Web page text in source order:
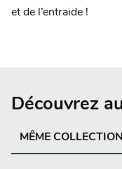
et de l’entraide !
Découvrez
MÊME COLLECTION